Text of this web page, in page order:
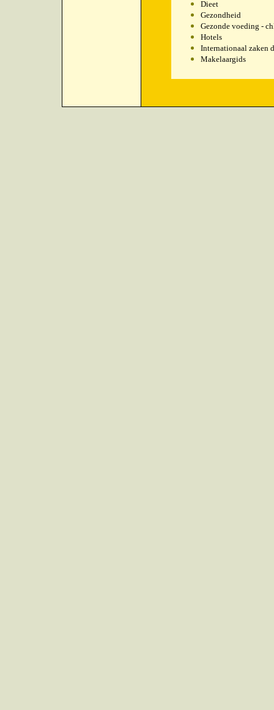
Dieet
Gezondheid
Gezonde voeding -
Hotels
Internationaal zaken
Makelaargids